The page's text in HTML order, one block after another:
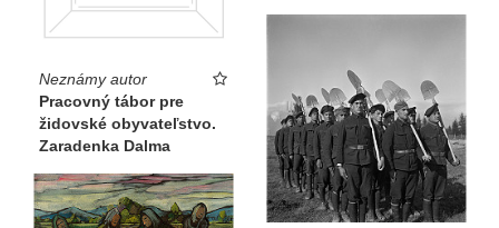
Neznámy autor
Pracovný tábor pre
židovské obyvateľstvo.
Zaradenka Dalma